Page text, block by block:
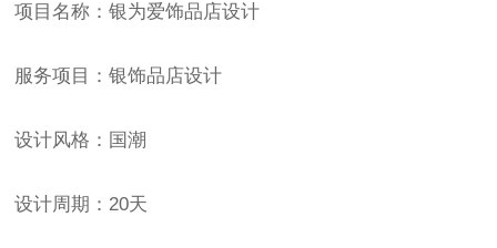
项目名称：银为爱饰品店设计
服务项目：银饰品店设计
设计风格：国潮
设计周期：20天